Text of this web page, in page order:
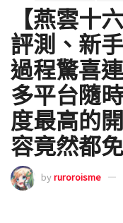
【燕雲十
評測、新
過程驚喜
多平台隨
度最高的
容竟然都
byruroroisme